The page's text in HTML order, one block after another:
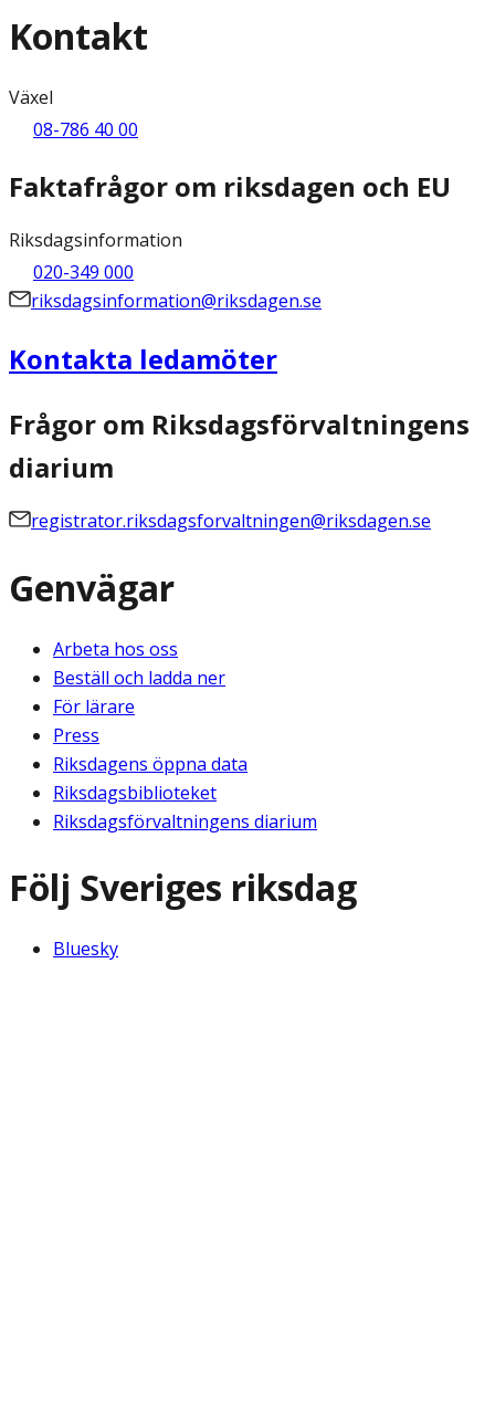
Kontakt
Växel
08-786 40 00
Faktafrågor om riksdagen och EU
Riksdagsinformation
020-349 000
riksdagsinformation@riksdagen.se
Kontakta ledamöter
Frågor om Riksdagsförvaltningens
diarium
registrator.riksdagsforvaltningen@riksdagen.se
Genvägar
Arbeta hos oss
Beställ och ladda ner
För lärare
Press
Riksdagens öppna data
Riksdagsbiblioteket
Riksdagsförvaltningens diarium
Följ Sveriges riksdag
Bluesky